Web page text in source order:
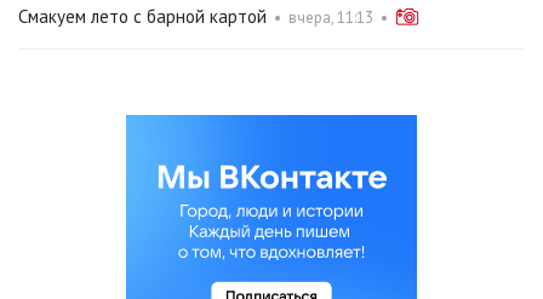
Смакуем лето с барной картой • вчера, 11:13 •